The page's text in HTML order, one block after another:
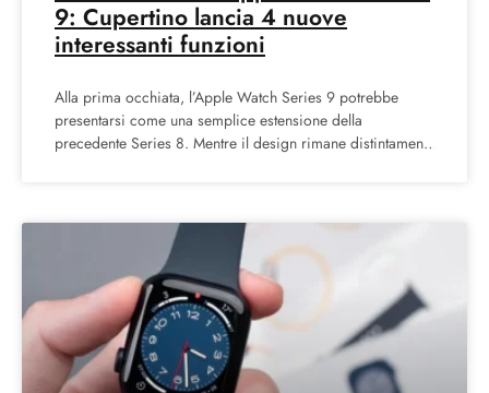
9: Cupertino lancia 4 nuove
interessanti funzioni
Alla prima occhiata, l’Apple Watch Series 9 potrebbe
presentarsi come una semplice estensione della
precedente Series 8. Mentre il design rimane distintamente